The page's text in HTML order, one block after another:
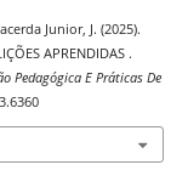
Junior, J. (2025).
APRENDIDAS .
Pedagógica E Práticas De